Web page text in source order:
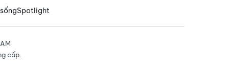
Spotlight
cấp.